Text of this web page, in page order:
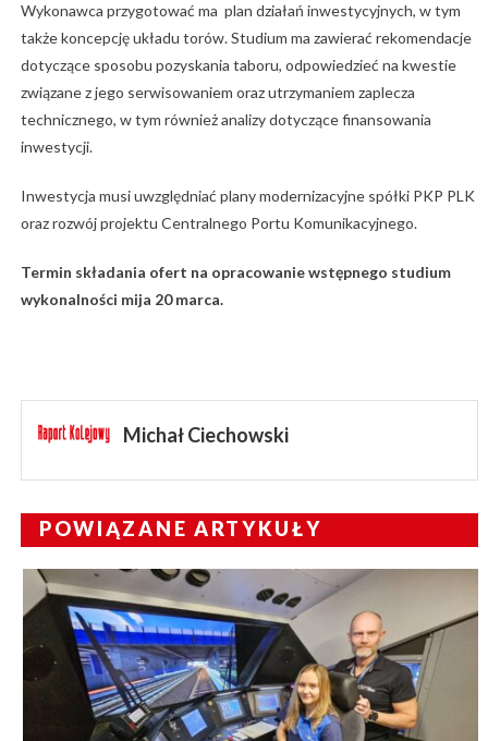
Wykonawca przygotować ma plan działań inwestycyjnych, w tym
także koncepcję układu torów. Studium ma zawierać rekomendacje
dotyczące sposobu pozyskania taboru, odpowiedzieć na kwestie
związane z jego serwisowaniem oraz utrzymaniem zaplecza
technicznego, w tym również analizy dotyczące finansowania
inwestycji.
Inwestycja musi uwzględniać plany modernizacyjne spółki PKP PLK
oraz rozwój projektu Centralnego Portu Komunikacyjnego.
Termin składania ofert na opracowanie wstępnego studium
wykonalności mija 20 marca.
Michał Ciechowski
POWIĄZANE ARTYKUŁY